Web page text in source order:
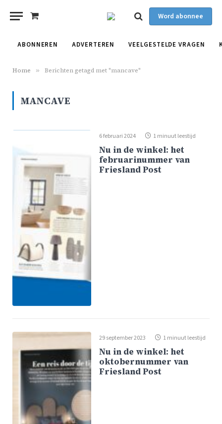
Shopping
Word abonnee
ABONNEREN ADVERTEREN VEELGESTELDE VRAGEN
Home » Berichten getagd met "mancave"
MANCAVE
6 februari 2024 1 minuut leestijd
Nu in de winkel: het
februarinummer van
Friesland Post
29 september 2023 1 minuut leestijd
Nu in de winkel: het
oktobernummer van
Friesland Post